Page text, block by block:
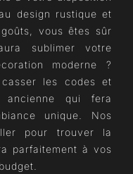
design rustique et
vous êtes sûr
sublimer votre
moderne ?
les codes et
ancienne qui fera
unique. Nos
pour trouver la
parfaitement à vos